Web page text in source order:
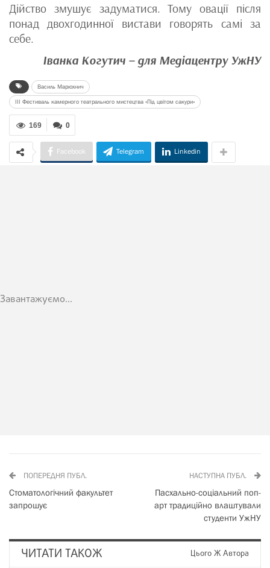
Дійство змушує задуматися. Тому овації після
понад двохгодинної вистави говорять самі за
себе.
Іванка Когутич – для Медіацентру УжНУ
Василь Марюхнич
ІІІ Фестиваль камерного театрального мистецтва «Під цвітом сакури»
0
169
Facebook Telegram Linkedin
Завантажуємо...
ПОПЕРЕДНЯ ПУБЛ.
Стоматологічний факультет
запрошує
НАСТУПНА ПУБЛ.
Пасхально-соціальний поп-
арт традиційно влаштували
студенти УжНУ
ЧИТАТИ ТАКОЖ Цього Ж Автора